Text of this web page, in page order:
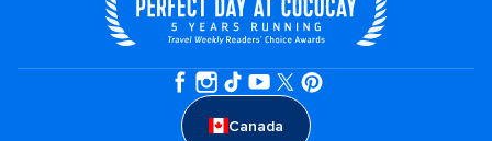
Canada